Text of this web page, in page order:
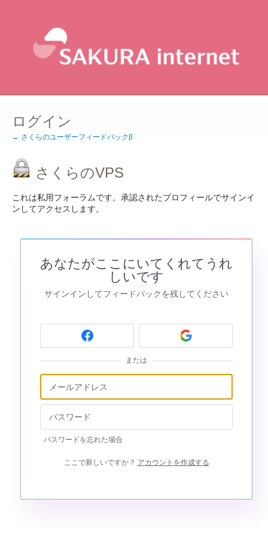
ログイン
← さくらのユーザーフィードバックβ
さくらのVPS
これは私用フォーラムです。承認されたプロフィールでサインイ
ンしてアクセスします。
あなたがここにいてくれてうれ
しいです
サインインしてフィードバックを残してください
または
パスワードを忘れた場合
ここで新しいですか？ アカウントを作成する